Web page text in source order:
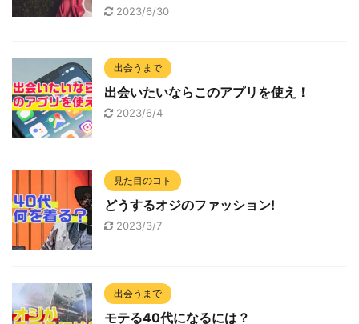
2023/6/30
出会うまで
出会いたいならこのアプリを使え！
2023/6/4
見た目のコト
どうするオジのファッション!
2023/3/7
出会うまで
モテる40代になるには？